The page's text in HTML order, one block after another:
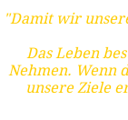
"Damit wir
Das Leben
Nehmen. Wenn
unsere Ziele